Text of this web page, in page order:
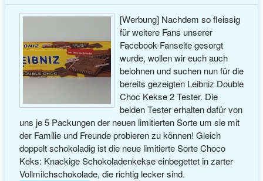
[Werbung] Nachdem so fleissig
für weitere Fans unserer
Facebook-Fanseite gesorgt
wurde, wollen wir euch auch
belohnen und suchen nun für die
bereits gezeigten Leibniz Double
Choc Kekse 2 Tester. Die
beiden Tester erhalten dafür von
uns je 5 Packungen der neuen limitierten Sorte um sie mit
der Familie und Freunde probieren zu können! Gleich
doppelt schokoladig ist die neue limitierte Sorte Choco
Keks: Knackige Schokoladenkekse einbegettet in zarter
Vollmilchschokolade, die richtig lecker sind.